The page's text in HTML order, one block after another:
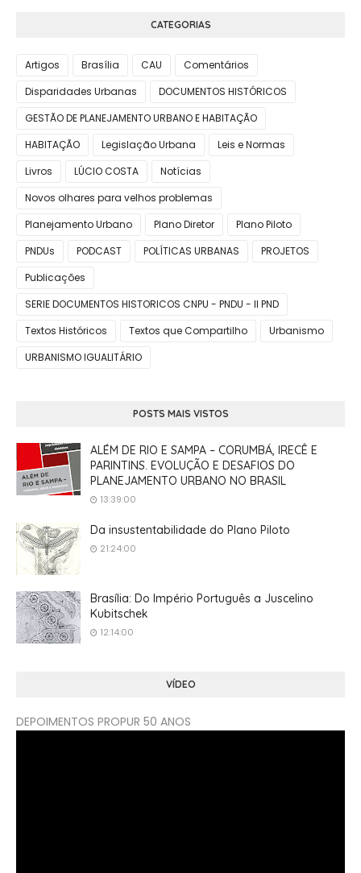
CATEGORIAS
Artigos Brasília CAU
Comentários
Disparidades Urbanas
DOCUMENTOS HISTÓRICOS
GESTÃO DE PLANEJAMENTO URBANO E HABITAÇÃO
HABITAÇÃO
Legislação Urbana
Leis e Normas
Livros
LÚCIO COSTA
Notícias
Novos olhares para velhos problemas
Planejamento Urbano
Plano Diretor
Plano Piloto
PNDUs
PODCAST POLÍTICAS URBANAS
PROJETOS
Publicações
SERIE DOCUMENTOS HISTORICOS CNPU - PNDU - II PND
Textos Históricos
Textos que Compartilho
Urbanismo
URBANISMO IGUALITÁRIO
POSTS MAIS VISTOS
ALÉM DE RIO E SAMPA – CORUMBÁ, IRECÊ E
PARINTINS. EVOLUÇÃO E DESAFIOS DO
PLANEJAMENTO URBANO NO BRASIL
13:39:00
Da insustentabilidade do Plano Piloto
21:24:00
Brasília: Do Império Português a Juscelino
Kubitschek
12:14:00
VÍDEO
DEPOIMENTOS PROPUR 50 ANOS